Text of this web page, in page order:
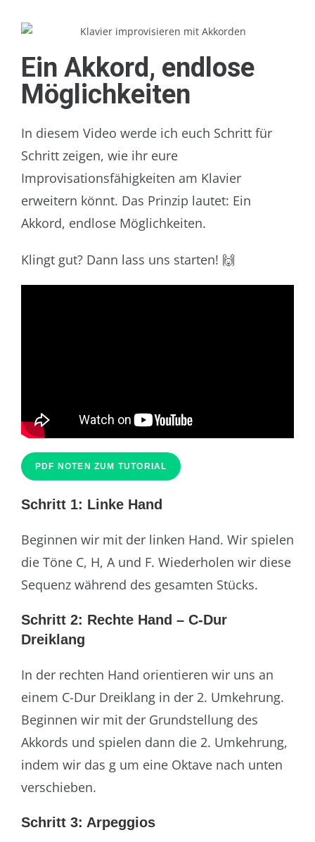
Ein Akkord, endlose
Möglichkeiten
In diesem Video werde ich euch Schritt für
Schritt zeigen, wie ihr eure
Improvisationsfähigkeiten am Klavier
erweitern könnt. Das Prinzip lautet: Ein
Akkord, endlose Möglichkeiten.
Klingt gut? Dann lass uns starten! 🙌
PDF NOTEN ZUM TUTORIAL
Schritt 1: Linke Hand
Beginnen wir mit der linken Hand. Wir spielen
die Töne C, H, A und F. Wiederholen wir diese
Sequenz während des gesamten Stücks.
Schritt 2: Rechte Hand – C-Dur
Dreiklang
In der rechten Hand orientieren wir uns an
einem C-Dur Dreiklang in der 2. Umkehrung.
Beginnen wir mit der Grundstellung des
Akkords und spielen dann die 2. Umkehrung,
indem wir das g um eine Oktave nach unten
verschieben.
Schritt 3: Arpeggios